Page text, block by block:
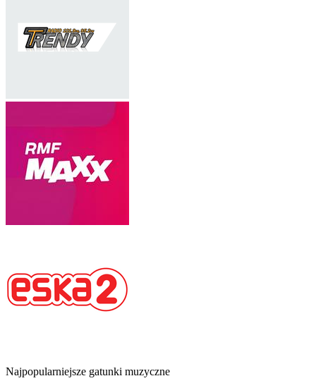
Najpopularniejsze gatunki muzyczne